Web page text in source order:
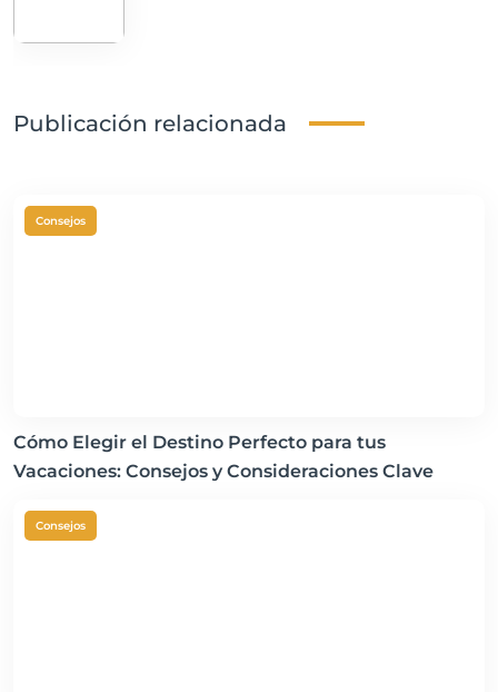
Publicación relacionada
Consejos
Cómo Elegir el Destino Perfecto para tus
Vacaciones: Consejos y Consideraciones Clave
Consejos